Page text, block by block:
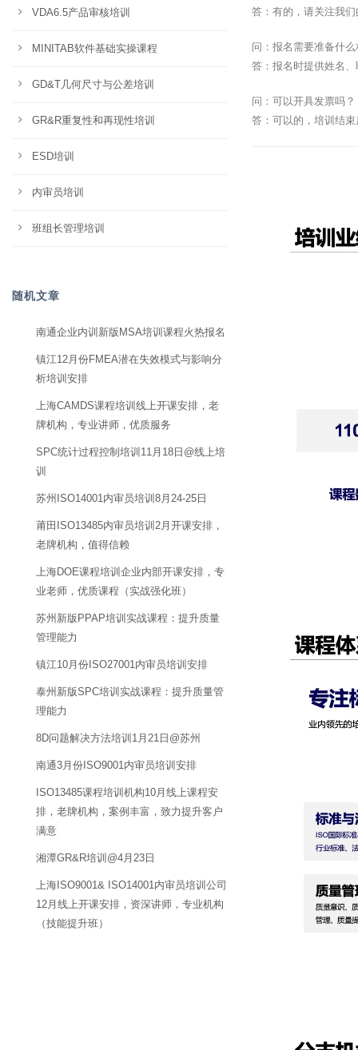
答：有的，请关注我
问：报名需要准备什
答：报名时提供姓名
问：可以开具发票吗？
答：可以的，培训结
VDA6.5产品审核培训
MINITAB软件基础实操课程
GD&T几何尺寸与公差培训
GR&R重复性和再现性培训
ESD培训
内审员培训
班组长管理培训
随机文章
南通企业内训新版MSA培训课程火热报名
镇江12月份FMEA潜在失效模式与影响分
析培训安排
上海CAMDS课程培训线上开课安排，老
牌机构，专业讲师，优质服务
SPC统计过程控制培训11月18日@线上培
训
苏州ISO14001内审员培训8月24-25日
莆田ISO13485内审员培训2月开课安排，
老牌机构，值得信赖
上海DOE课程培训企业内部开课安排，专
业老师，优质课程（实战强化班）
苏州新版PPAP培训实战课程：提升质量
管理能力
镇江10月份ISO27001内审员培训安排
泰州新版SPC培训实战课程：提升质量管
理能力
8D问题解决方法培训1月21日@苏州
南通3月份ISO9001内审员培训安排
ISO13485课程培训机构10月线上课程安
排，老牌机构，案例丰富，致力提升客户
满意
湘潭GR&R培训@4月23日
上海ISO9001& ISO14001内审员培训公司
12月线上开课安排，资深讲师，专业机构
（技能提升班）